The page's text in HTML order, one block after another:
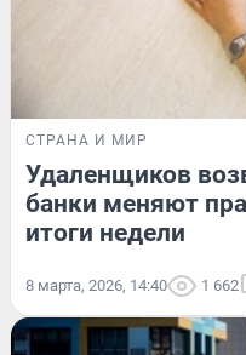
СТРАНА И МИР
Удаленщиков
банки меняют
итоги недели
8 марта, 2026, 14:40 1 662